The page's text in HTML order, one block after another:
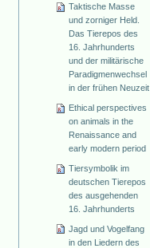
Taktische Masse
und zorniger Held.
Das Tierepos des
16. Jahrhunderts
und der militärische
Paradigmenwechsel
in der frühen Neuzeit
Ethical perspectives
on animals in the
Renaissance and
early modern period
Tiersymbolik im
deutschen Tierepos
des ausgehenden
16. Jahrhunderts
Jagd und Vogelfang
in den Liedern des